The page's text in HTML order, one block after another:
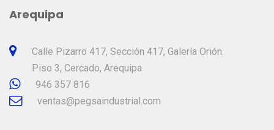
Arequipa
Calle Pizarro 417, Sección 417, Galería Orión.
Piso 3, Cercado, Arequipa
946 357 816
ventas@pegsaindustrial.com